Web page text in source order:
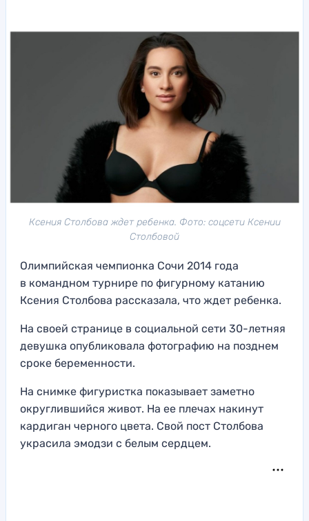
Ксения Столбова ждет ребенка. Фото: соцсети Ксении
Столбовой
Олимпийская чемпионка Сочи 2014 года
в командном турнире по фигурному катанию
Ксения Столбова рассказала, что ждет ребенка.
На своей странице в социальной сети 30-летняя
девушка опубликовала фотографию на позднем
сроке беременности.
На снимке фигуристка показывает заметно
округлившийся живот. На ее плечах накинут
кардиган черного цвета. Свой пост Столбова
украсила эмодзи с белым сердцем.